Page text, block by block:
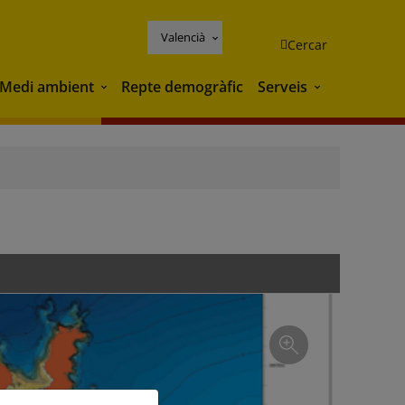
Valencià Cercar
Medi ambient Medi ambient
Repte demogràfic Serveis Serveis